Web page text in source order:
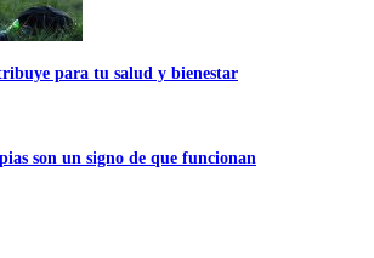
para tu salud y bienestar
son un signo de que funcionan